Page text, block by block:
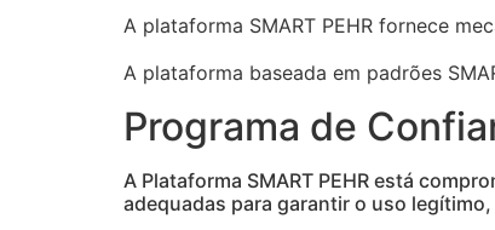
A plataforma SMART PEHR fornece
A plataforma baseada em padrões
Programa de
A Plataforma SMART PEHR está
adequadas para garantir o uso